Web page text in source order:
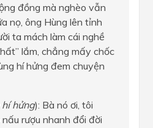
đồng mà nghèo vẫn
nọ, ông Hùng lên tỉnh
ta mách làm cái nghề
lắm, chẳng mấy chốc
hí hửng đem chuyện
hửng): Bà nó ơi, tôi
rượu nhanh đổi đời